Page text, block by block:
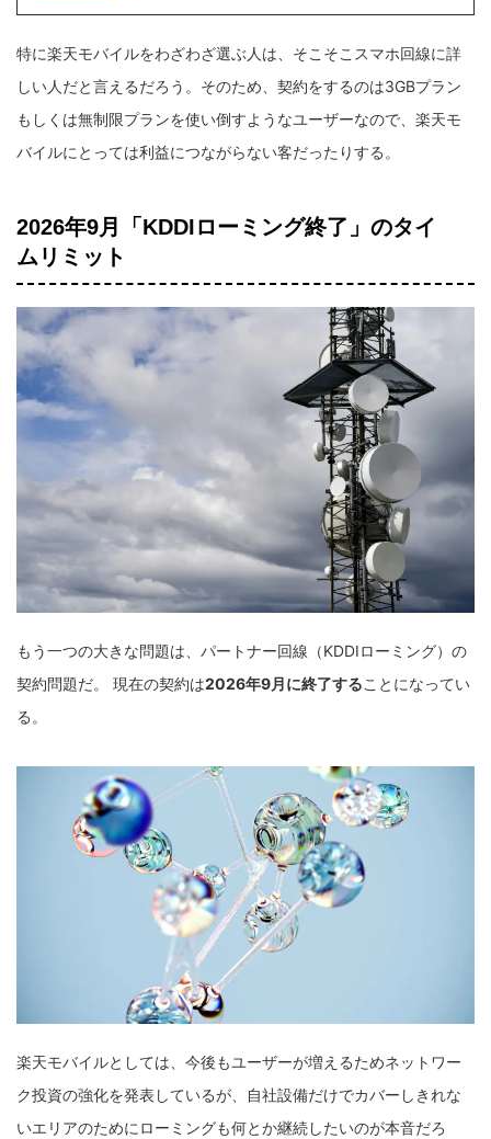
特に楽天モバイルをわざわざ選ぶ人は、そこそこスマホ回線に詳
しい人だと言えるだろう。そのため、契約をするのは3GBプラン
もしくは無制限プランを使い倒すようなユーザーなので、楽天モ
バイルにとっては利益につながらない客だったりする。
2026年9月「KDDIローミング終了」のタイ
ムリミット
もう一つの大きな問題は、パートナー回線（KDDIローミング）の
契約問題だ。 現在の契約は2026年9月に終了することになってい
る。
楽天モバイルとしては、今後もユーザーが増えるためネットワー
ク投資の強化を発表しているが、自社設備だけでカバーしきれな
いエリアのためにローミングも何とか継続したいのが本音だろ